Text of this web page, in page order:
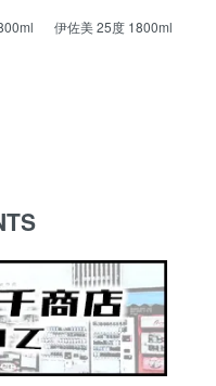
伊佐美 25度 1800ml